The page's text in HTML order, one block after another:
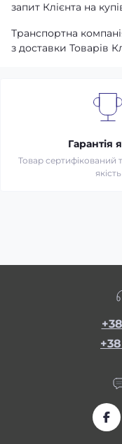
запит Клієнта на
Транспортна
з доставки Товарів
Гарантія
Товар сертифікований
якість